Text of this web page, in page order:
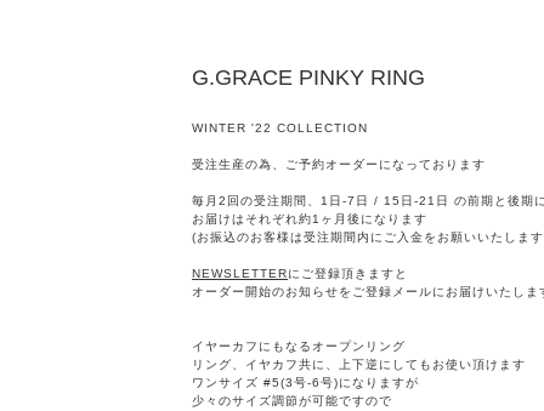
G.GRACE PINKY RING
WINTER '22 COLLECTION
受注生産の為、ご予約オーダーになっております
毎月2回の受注期間、1日-7日 / 15日-21日 の前期と後期
お届けはそれぞれ約1ヶ月後になります
(お振込のお客様は受注期間内にご入金をお願いいたしま
NEWSLETTERにご登録頂きますと
オーダー開始のお知らせをご登録メールにお届けいたしま
イヤーカフにもなるオープンリング
リング、イヤカフ共に、上下逆にしてもお使い頂けます
ワンサイズ #5(3号-6号)になりますが
少々のサイズ調節が可能ですので